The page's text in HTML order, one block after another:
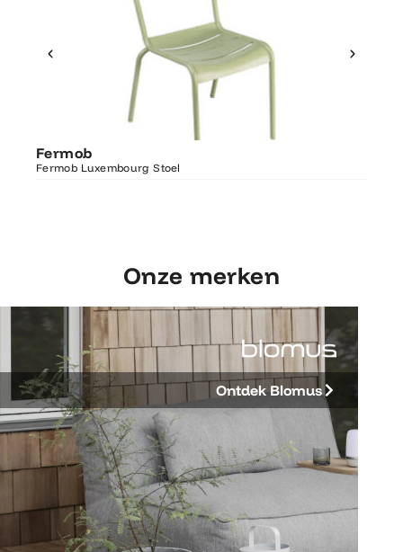
Fermob
Fermob Luxembourg Stoel
Ontdek Fermob
Luxembourg Stoel
Onze merken
Ontdek Blomus